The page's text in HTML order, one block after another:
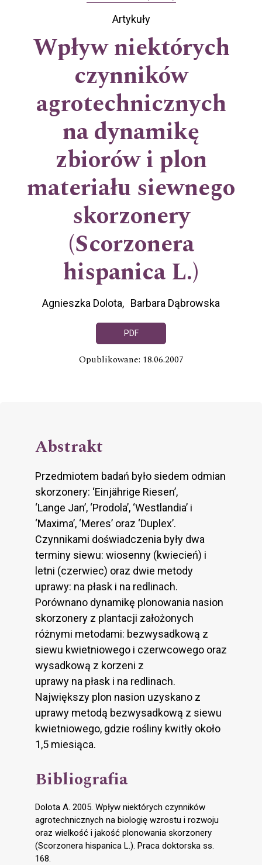
Artykuły
Wpływ niektórych
czynników
agrotechnicznych
na dynamikę
zbiorów i plon
materiału siewnego
skorzonery
(Scorzonera
hispanica L.)
Agnieszka Dolota Barbara Dąbrowska
PDF
Opublikowane: 18.06.2007
Abstrakt
Przedmiotem badań było siedem odmian
skorzonery: ‘Einjährige Riesen’,
‘Lange Jan’, ‘Prodola’, ‘Westlandia’ i
‘Maxima’, ‘Meres’ oraz ‘Duplex’.
Czynnikami doświadczenia były dwa
terminy siewu: wiosenny (kwiecień) i
letni (czerwiec) oraz dwie metody
uprawy: na płask i na redlinach.
Porównano dynamikę plonowania nasion
skorzonery z plantacji założonych
różnymi metodami: bezwysadkową z
siewu kwietniowego i czerwcowego oraz
wysadkową z korzeni z
uprawy na płask i na redlinach.
Największy plon nasion uzyskano z
uprawy metodą bezwysadkową z siewu
kwietniowego, gdzie rośliny kwitły około
1,5 miesiąca.
Bibliografia
Dolota A. 2005. Wpływ niektórych czynników
agrotechnicznych na biologię wzrostu i rozwoju
oraz wielkość i jakość plonowania skorzonery
(Scorzonera hispanica L.). Praca doktorska ss.
168.